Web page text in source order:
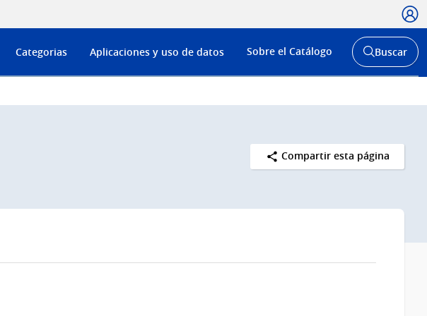
Menú
de
Categorias Aplicaciones y uso de datos Sobre el Catálogo
Abrir
buscador
Buscar
Compartir esta página